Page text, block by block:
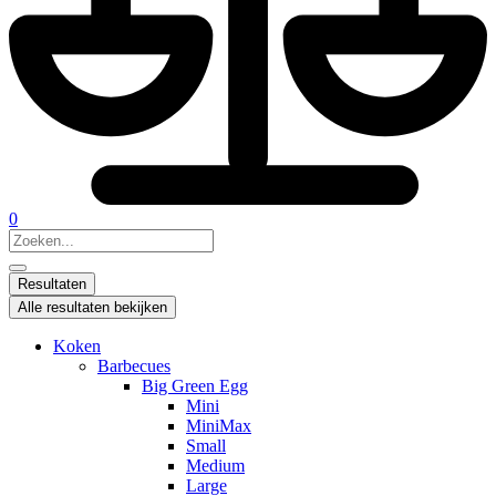
0
Search
...
Resultaten
Alle resultaten bekijken
Koken
Barbecues
Big Green Egg
Mini
MiniMax
Small
Medium
Large